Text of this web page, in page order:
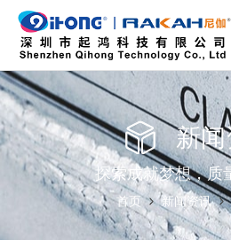
新
探索成就梦想，质
首页 新闻资讯